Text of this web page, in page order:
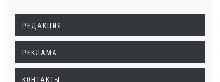
РЕДАКЦИЯ
РЕКЛАМА
КОНТАКТЫ